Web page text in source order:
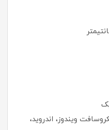
ویندوز، اندروید،